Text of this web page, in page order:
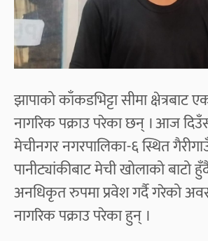
झापाको काँकडभिट्टा सीमा क्षेत्रबाट
नागरिक पक्राउ परेका छन् । आज
मेचीनगर नगरपालिका-६ स्थित
पानीट्यांकीबाट मेची खोलाको बाटो
अनधिकृत रुपमा प्रवेश गर्दै गरेको
नागरिक पक्राउ परेका हुन् ।